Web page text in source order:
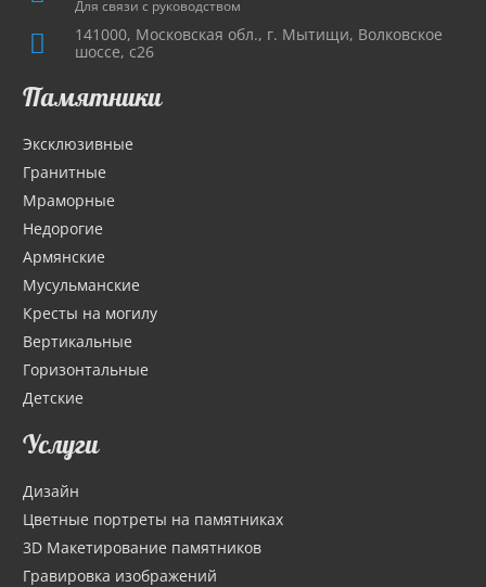
Для связи с руководством
141000, Московская обл., г. Мытищи, Волковское
шоссе, с26
Памятники
Эксклюзивные
Гранитные
Мраморные
Недорогие
Армянские
Мусульманские
Кресты на могилу
Вертикальные
Горизонтальные
Детские
Услуги
Дизайн
Цветные портреты на памятниках
3D Макетирование памятников
Гравировка изображений